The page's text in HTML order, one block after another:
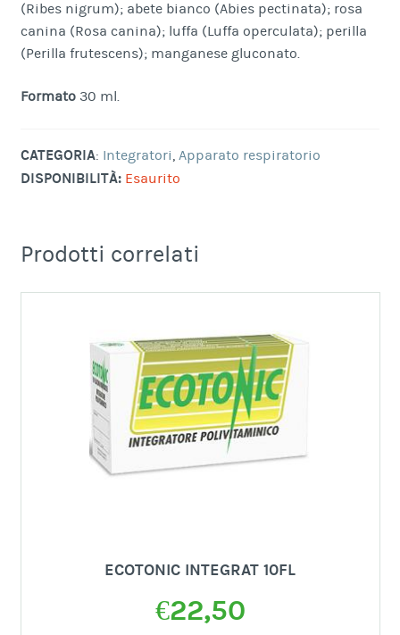
(Ribes nigrum); abete bianco (Abies pectinata); rosa
canina (Rosa canina); luffa (Luffa operculata); perilla
(Perilla frutescens); manganese gluconato.
Formato 30 ml.
CATEGORIA: Integratori Apparato respiratorio
DISPONIBILITÀ: Esaurito
Prodotti correlati
ECOTONIC INTEGRAT 10FL
€22,50